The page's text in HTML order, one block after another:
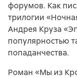
форумов. Как
трилогии
Андрея Круза
популярностью
попаданчества.
Роман «Мы из